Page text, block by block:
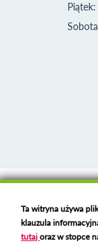
Piątek:
Deklaracja
Polski serwer RBL
Ta witryna używa
klauzula
tutajoraz w stopce